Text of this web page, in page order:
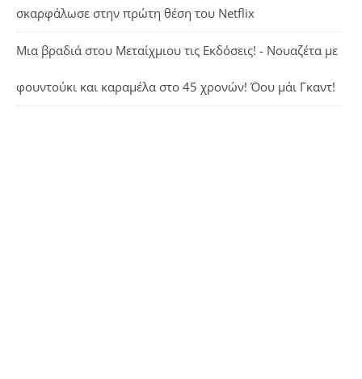
σκαρφάλωσε στην πρώτη θέση του Netflix
Μια βραδιά στου Μεταίχμιου τις Εκδόσεις! - Νουαζέτα με
φουντούκι και καραμέλα στο 45 χρονών! Όου μάι Γκαντ!